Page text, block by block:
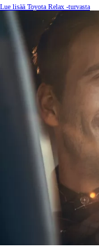
Lue lisää Toyota Relax -turvasta